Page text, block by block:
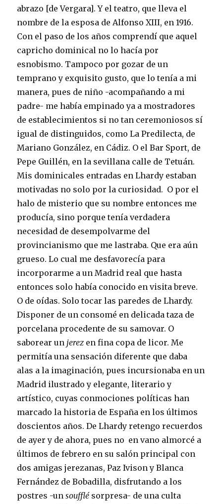
abrazo [de Vergara]. Y el teatro, que lleva el
nombre de la esposa de Alfonso XIII, en 1916.
Con el paso de los años comprendí que aquel
capricho dominical no lo hacía por
esnobismo. Tampoco por gozar de un
temprano y exquisito gusto, que lo tenía a mi
manera, pues de niño -acompañando a mi
padre- me había empinado ya a mostradores
de establecimientos si no tan ceremoniosos sí
igual de distinguidos, como La Predilecta, de
Mariano González, en Cádiz. O el Bar Sport, de
Pepe Guillén, en la sevillana calle de Tetuán.
Mis dominicales entradas en Lhardy estaban
motivadas no solo por la curiosidad. O por el
halo de misterio que su nombre entonces me
producía, sino porque tenía verdadera
necesidad de desempolvarme del
provincianismo que me lastraba. Que era aún
grueso. Lo cual me desfavorecía para
incorporarme a un Madrid real que hasta
entonces solo había conocido en visita breve.
O de oídas. Solo tocar las paredes de Lhardy.
Disponer de un consomé en delicada taza de
porcelana procedente de su samovar. O
saborear un jerez en fina copa de licor. Me
permitía una sensación diferente que daba
alas a la imaginación, pues incursionaba en un
Madrid ilustrado y elegante, literario y
artístico, cuyas conmociones políticas han
marcado la historia de España en los últimos
doscientos años. De Lhardy retengo recuerdos
de ayer y de ahora, pues no en vano almorcé a
últimos de febrero en su salón principal con
dos amigas jerezanas, Paz Ivison y Blanca
Fernández de Bobadilla, disfrutando a los
postres -unsoufflé sorpresa- de una culta